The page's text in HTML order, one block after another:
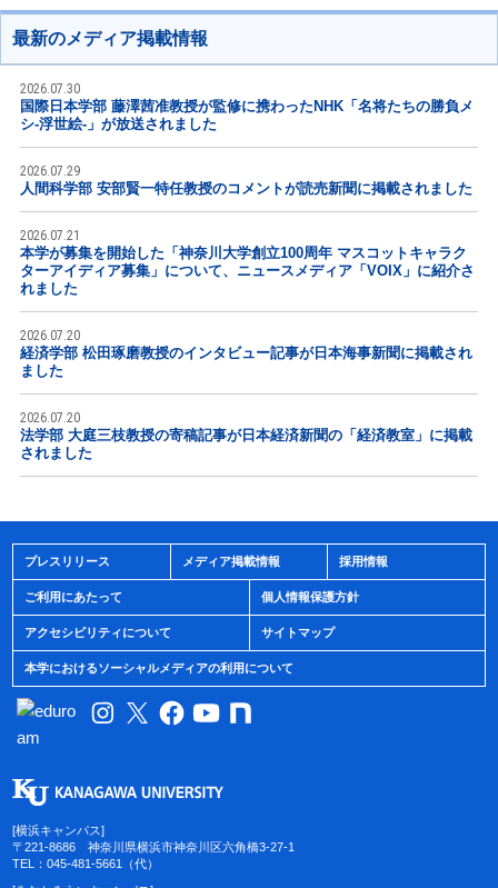
最新のメディア掲載情報
2026.07.30
国際日本学部 藤澤茜准教授が監修に携わったNHK「名将たちの勝負メ
シ-浮世絵-」が放送されました
2026.07.29
人間科学部 安部賢一特任教授のコメントが読売新聞に掲載されました
2026.07.21
本学が募集を開始した「神奈川大学創立100周年 マスコットキャラク
ターアイディア募集」について、ニュースメディア「VOIX」に紹介さ
れました
2026.07.20
経済学部 松田琢磨教授のインタビュー記事が日本海事新聞に掲載され
ました
2026.07.20
法学部 大庭三枝教授の寄稿記事が日本経済新聞の「経済教室」に掲載
されました
プレスリリース メディア掲載情報 採用情報
ご利用にあたって 個人情報保護方針
アクセシビリティについて サイトマップ
本学におけるソーシャルメディアの利用について
[横浜キャンパス]
〒221-8686 神奈川県横浜市神奈川区六角橋3-27-1
TEL：045-481-5661（代）